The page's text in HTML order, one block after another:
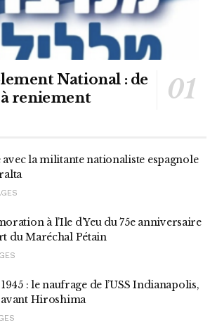
National : de
reniement
avec la militante nationaliste espagnole
à l’Ile d’Yeu du 75e anniversaire
du Maréchal Pétain
: le naufrage de l’USS Indianapolis,
Hiroshima